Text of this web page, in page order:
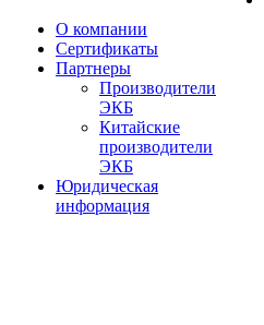
О компании
Сертификаты
Партнеры
Производители
ЭКБ
Китайские
производители
ЭКБ
Юридическая
информация